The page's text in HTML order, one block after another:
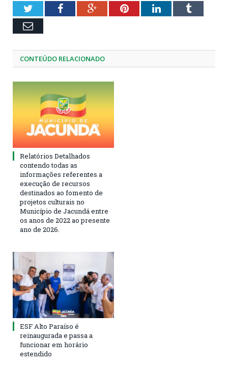
TwitterFacebookGoogle+PinterestLinkedInTumblr
Email
CONTEÚDO RELACIONADO
Relatórios Detalhados
contendo todas as
informações referentes a
execução de recursos
destinados ao fomento de
projetos culturais no
Município de Jacundá entre
os anos de 2022 ao presente
ano de 2026.
ESF Alto Paraíso é
reinaugurada e passa a
funcionar em horário
estendido